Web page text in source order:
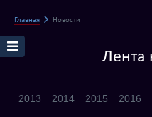
Главная Новости
Лента
2013 2014 2015 2016